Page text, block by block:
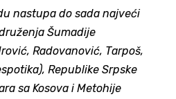
nastupa do sada najveći
Šumadije
Radovanović, Tarpoš,
Republike Srpske
sa Kosova i Metohije